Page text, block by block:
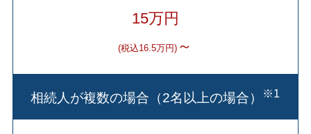
15万円
(税込16.5万円) ～
相続人が複数の場合（2名以上の場合） ※1